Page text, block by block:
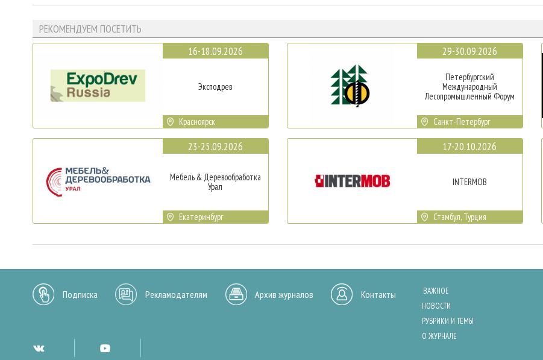
РЕКОМЕНДУЕМ ПОСЕТИТЬ
16-18.09.2026
Эксподрев
Красноярск
23-25.09.2026
Мебель & Деревообработка
Урал
Екатеринбург
29-30.09.2026
Петербургский
Международный
Лесопромышленный Форум
Санкт-Петербург
17-20.10.2026
INTERMOB
Стамбул, Турция
Подписка Рекламодателям Архив журналов Контакты
ВАЖНОЕ
НОВОСТИ
РУБРИКИ И ТЕМЫ
О ЖУРНАЛЕ